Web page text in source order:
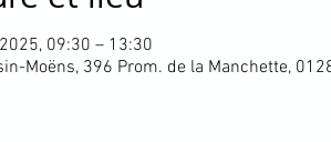
09:30 – 13:30
Moëns, 396 Prom. de la Manchette,